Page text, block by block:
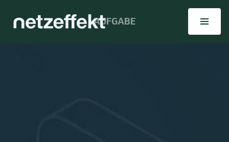
AUFGABE